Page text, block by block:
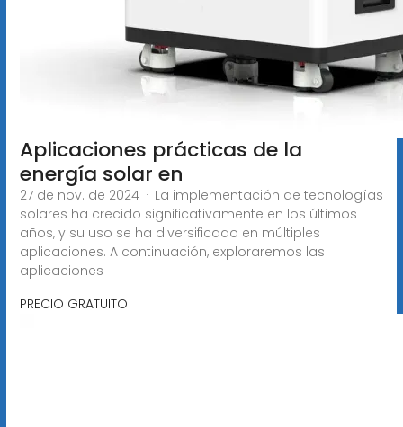
Aplicaciones prácticas de la
energía solar en
27 de nov. de 2024 · La implementación de tecnologías
solares ha crecido significativamente en los últimos
años, y su uso se ha diversificado en múltiples
aplicaciones. A continuación, exploraremos las
aplicaciones
PRECIO GRATUITO